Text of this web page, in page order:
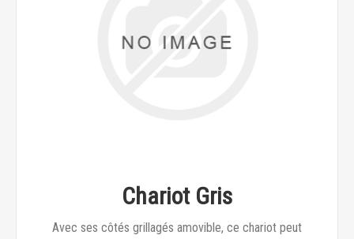
Chariot Gris
Avec ses côtés grillagés amovible, ce chariot peut